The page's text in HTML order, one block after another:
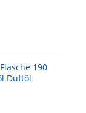
Flasche 190
Duftöl